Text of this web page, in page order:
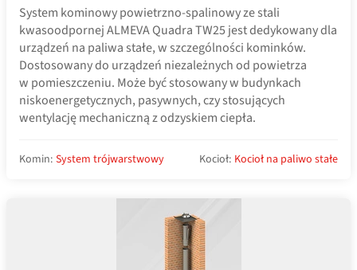
System kominowy powietrzno-spalinowy ze stali
kwasoodpornej ALMEVA Quadra TW25 jest dedykowany dla
urządzeń na paliwa stałe, w szczególności kominków.
Dostosowany do urządzeń niezależnych od powietrza
w pomieszczeniu. Może być stosowany w budynkach
niskoenergetycznych, pasywnych, czy stosujących
wentylację mechaniczną z odzyskiem ciepła.
Komin: System trójwarstwowy Kocioł: Kocioł na paliwo stałe